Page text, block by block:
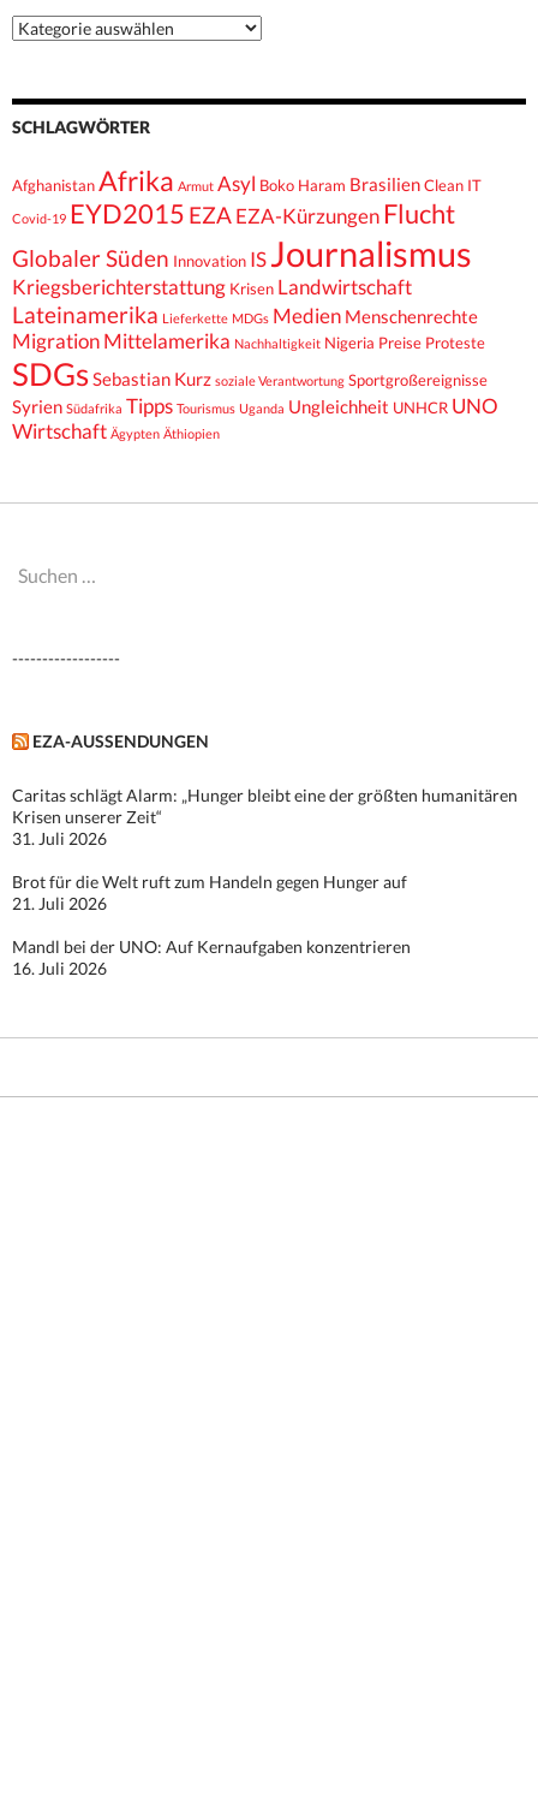
Kategorien
SCHLAGWÖRTER
AfghanistanAfrika Armut Asyl Boko Haram BrasilienClean IT
Covid-19 EYD2015 EZA EZA-Kürzungen Flucht
Globaler Süden Innovation IS Journalismus
Kriegsberichterstattung Krisen Landwirtschaft
Lateinamerika Lieferkette MDGs Medien Menschenrechte
Migration Mittelamerika Nachhaltigkeit Nigeria Preise Proteste
SDGsSebastian Kurz soziale Verantwortung Sportgroßereignisse
Syrien Südafrika Tipps Tourismus Uganda Ungleichheit UNHCR UNO
Wirtschaft Ägypten Äthiopien
Suchen
------------------
EZA-AUSSENDUNGEN
Caritas schlägt Alarm: „Hunger bleibt eine der größten humanitären
Krisen unserer Zeit“
31. Juli 2026
Brot für die Welt ruft zum Handeln gegen Hunger auf
21. Juli 2026
Mandl bei der UNO: Auf Kernaufgaben konzentrieren
16. Juli 2026